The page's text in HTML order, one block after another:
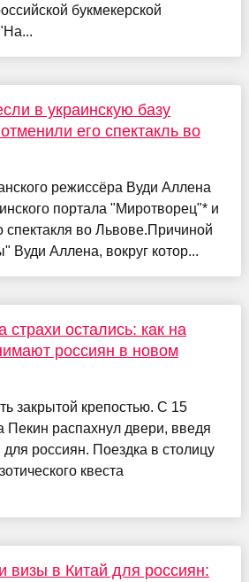
букмекерской
в украинскую базу
его спектакль во
режиссёра Вуди Аллена
портала "Миротворец"* и
спектакля во Львове.Причиной
Вуди Аллена, вокруг котор...
остались: как на
россиян в новом
закрытой крепостью. С 15
Пекин распахнул двери, введя
россиян. Поездка в столицу
квеста
визы в Китай для россиян: